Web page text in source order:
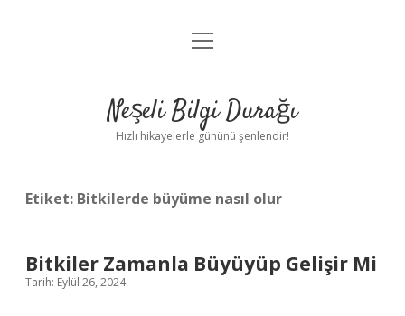
Anasayfa
Yasal Uyarı
menüyü
Neşeli Bilgi Durağı
Hızlı hikayelerle gününü şenlendir!
Etiket: Bitkilerde büyüme nasıl olur
Bitkiler Zamanla Büyüyüp Gelişir Mi
Tarih: Eylül 26, 2024